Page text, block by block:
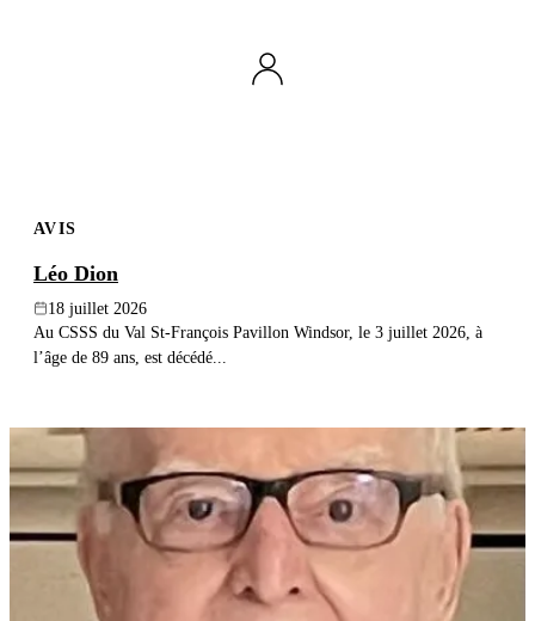
AVIS
Léo Dion
18 juillet 2026
Au CSSS du Val St-François Pavillon Windsor, le 3 juillet 2026, à
l’âge de 89 ans, est décédé...